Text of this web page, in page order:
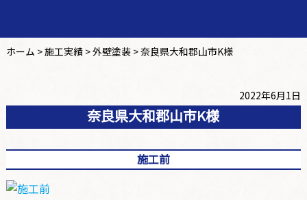
ホーム >施工実績>外壁塗装>奈良県大和郡山市K様
2022年6月1日
奈良県大和郡山市K様
施工前